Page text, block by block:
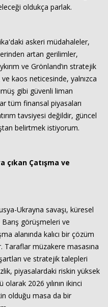
oldukça parlak.
askeri müdahaleler,
artan gerilimler,
ve Grönland’ın stratejik
ve kaos neticesinde, yalnızca
gibi güvenli liman
tüm finansal piyasaları
tavsiyesi değildir, güncel
belirtmek istiyorum.
çıkan Çatışma ve
Ukrayna savaşı, küresel
görüşmeleri ve
alanında kalıcı bir çözüm
müzakere masasına
ve stratejik talepleri
piyasalardaki riskin yüksek
2026 yılının ikinci
olduğu masa da bir
Haberin Doğru Adresi.